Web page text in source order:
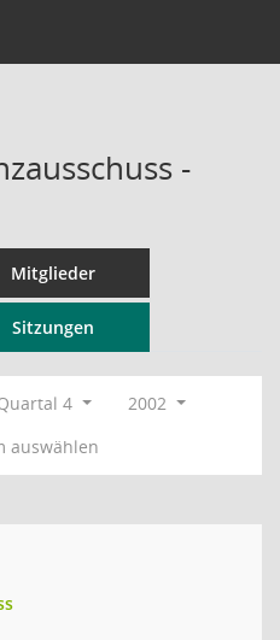
-
Mitglieder
Sitzungen
4
2002
auswählen